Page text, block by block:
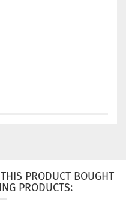
PRODUCT BOUGHT
PRODUCTS: